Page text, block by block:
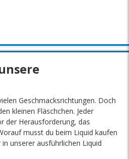
Geschmacksrichtungen. Doch
kleinen Fläschchen. Jeder
der Herausforderung, das
musst du beim Liquid kaufen
unserer ausführlichen Liquid